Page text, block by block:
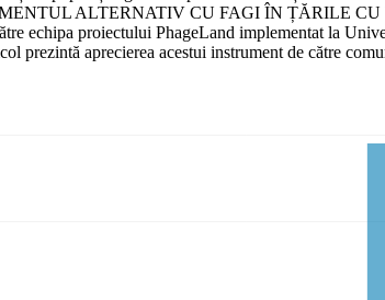
ALTERNATIV CU FAGI ÎN ȚĂRILE
proiectului PhageLand implementat la
prezintă aprecierea acestui instrument de către